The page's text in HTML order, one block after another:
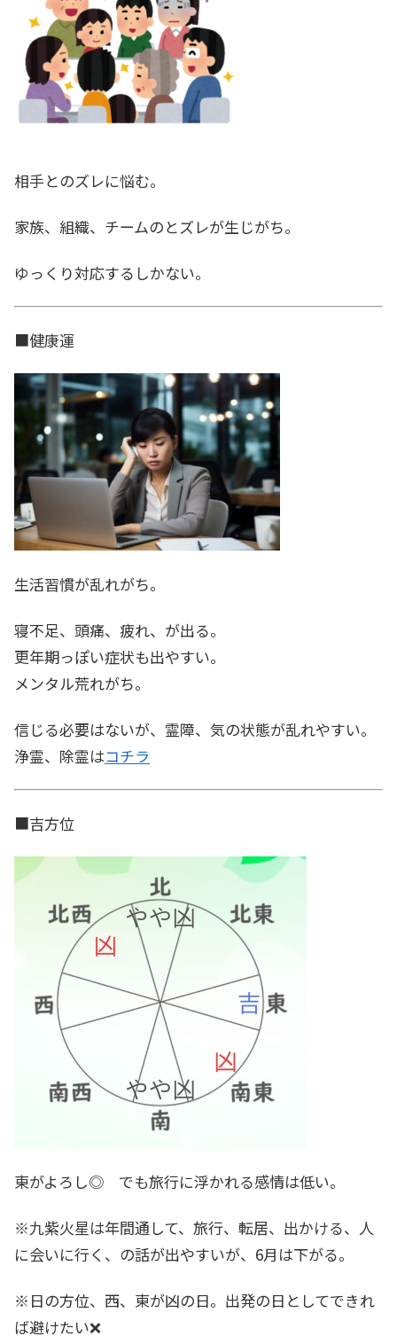
相手とのズレに悩む。
家族、組織、チームのとズレが生じがち。
ゆっくり対応するしかない。
■健康運
生活習慣が乱れがち。
寝不足、頭痛、疲れ、が出る。
更年期っぽい症状も出やすい。
メンタル荒れがち。
信じる必要はないが、霊障、気の状態が乱れやすい。
浄霊、除霊はコチラ
■吉方位
東がよろし◎ でも旅行に浮かれる感情は低い。
※九紫火星は年間通して、旅行、転居、出かける、人
に会いに行く、の話が出やすいが、6月は下がる。
※日の方位、西、東が凶の日。出発の日としてできれ
ば避けたい❌️